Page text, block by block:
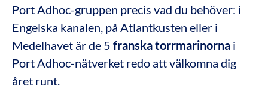
Port Adhoc-gruppen precis vad du behöver: i
Engelska kanalen, på Atlantkusten eller i
Medelhavet är de 5 franska torrmarinorna i
Port Adhoc-nätverket redo att välkomna dig
året runt.